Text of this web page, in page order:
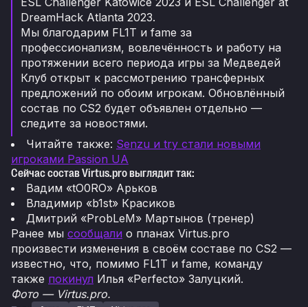
DreamHack Atlanta 2023.
Мы благодарим FL1T и fame за
профессионализм, вовлечённость и работу на
протяжении всего периода игры за Медведей
Клуб открыт к рассмотрению трансферных
предложений по обоим игрокам. Обновлённый
состав по CS2 будет объявлен отдельно —
следите за новостями.
Читайте также: Senzu и try стали новыми
игроками Passion UA
Сейчас состав Virtus.pro выглядит так:
Вадим «tO0RO» Арьков
Владимир «b1st» Красиков
Дмитрий «ProbLeM» Мартынов (тренер)
Ранее мы сообщали о планах Virtus.pro
произвести изменения в своём составе по CS2 —
известно, что, помимо FL1T и fame, команду
также покинул Илья «Perfecto» Залуцкий.
Фото — Virtus.pro.